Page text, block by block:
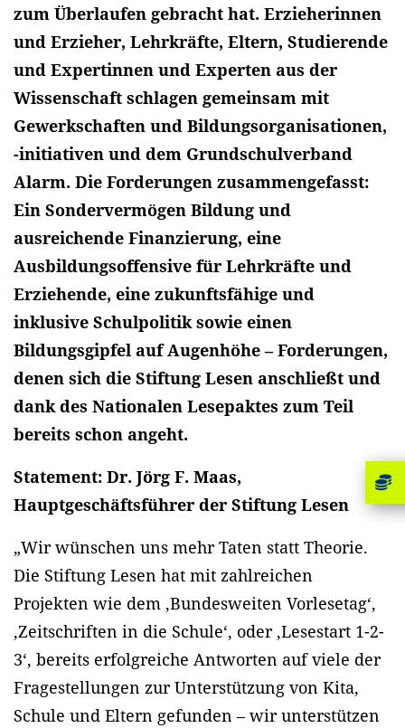
zum Überlaufen gebracht hat. Erzieherinnen
und Erzieher, Lehrkräfte, Eltern, Studierende
und Expertinnen und Experten aus der
Wissenschaft schlagen gemeinsam mit
Gewerkschaften und Bildungsorganisationen,
-initiativen und dem Grundschulverband
Alarm. Die Forderungen zusammengefasst:
Ein Sondervermögen Bildung und
ausreichende Finanzierung, eine
Ausbildungsoffensive für Lehrkräfte und
Erziehende, eine zukunftsfähige und
inklusive Schulpolitik sowie einen
Bildungsgipfel auf Augenhöhe – Forderungen,
denen sich die Stiftung Lesen anschließt und
dank des Nationalen Lesepaktes zum Teil
bereits schon angeht.
Statement: Dr. Jörg F. Maas,
Hauptgeschäftsführer der Stiftung Lesen
„Wir wünschen uns mehr Taten statt Theorie.
Die Stiftung Lesen hat mit zahlreichen
Projekten wie dem ‚Bundesweiten Vorlesetag‘,
‚Zeitschriften in die Schule‘, oder ‚Lesestart 1-2-
3‘, bereits erfolgreiche Antworten auf viele der
Fragestellungen zur Unterstützung von Kita,
Schule und Eltern gefunden – wir unterstützen